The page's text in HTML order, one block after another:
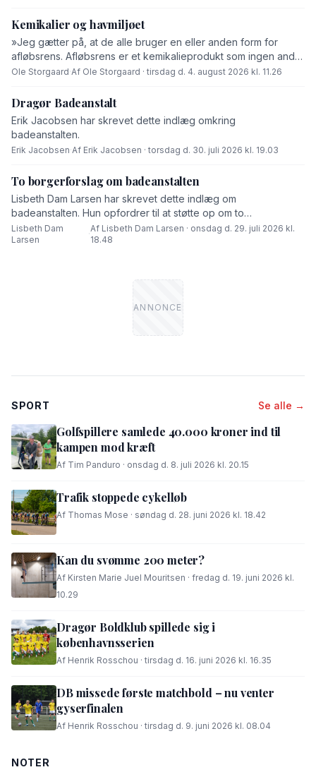
Kemikalier og havmiljøet
»Jeg gætter på, at de alle bruger en eller anden form for
afløbsrens. Afløbsrens er et kemikalieprodukt som ingen andre
end fabrikanten ved hvad består af,« skriver Ole Storgaard i
Ole Storgaard·Af Ole Storgaard · tirsdag d. 4. august 2026 kl. 11.26
Dragør Badeanstalt
Erik Jacobsen har skrevet dette indlæg omkring
badeanstalten.
Erik Jacobsen·Af Erik Jacobsen · torsdag d. 30. juli 2026 kl. 19.03
To borgerforslag om badeanstalten
Lisbeth Dam Larsen har skrevet dette indlæg om
badeanstalten. Hun opfordrer til at støtte op om to
borgerforslag.
Lisbeth Dam
Larsen
·
Af Lisbeth Dam Larsen · onsdag d. 29. juli 2026 kl.
18.48
SPORT Se alle →
Golfspillere samlede 40.000 kroner ind til
kampen mod kræft
Af Tim Panduro · onsdag d. 8. juli 2026 kl. 20.15
Trafik stoppede cykelløb
Af Thomas Mose · søndag d. 28. juni 2026 kl. 18.42
Kan du svømme 200 meter?
Af Kirsten Marie Juel Mouritsen · fredag d. 19. juni 2026 kl.
10.29
Dragør Boldklub spillede sig i
københavnsserien
Af Henrik Rosschou · tirsdag d. 16. juni 2026 kl. 16.35
DB missede første matchbold – nu venter
gyserfinalen
Af Henrik Rosschou · tirsdag d. 9. juni 2026 kl. 08.04
NOTER